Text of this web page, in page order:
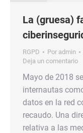
La (gruesa)
RGPD Por admin
Deja un comentario
Mayo de 2018
internautas
datos en la red
recaudo. Una
relativa a las